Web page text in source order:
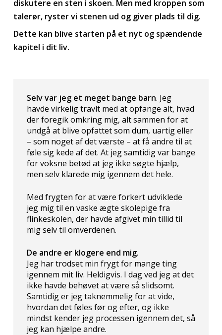
diskutere en sten i skoen. Men med kroppen som
talerør, ryster vi stenen ud og giver plads til dig.
Dette kan blive starten på et nyt og spændende
kapitel i dit liv.
Selv var jeg et meget bange barn. Jeg
havde virkelig travlt med at opfange alt, hvad
der foregik omkring mig, alt sammen for at
undgå at blive opfattet som dum, uartig eller
– som noget af det værste – at få andre til at
føle sig kede af det. At jeg samtidig var bange
for voksne betød at jeg ikke søgte hjælp,
men selv klarede mig igennem det hele.
Med frygten for at være forkert udviklede
jeg mig til en vaske ægte skolepige fra
flinkeskolen, der havde afgivet min tillid til
mig selv til omverdenen.
De andre er klogere end mig.
Jeg har trodset min frygt for mange ting
igennem mit liv. Heldigvis. I dag ved jeg at det
ikke havde behøvet at være så slidsomt.
Samtidig er jeg taknemmelig for at vide,
hvordan det føles før og efter, og ikke
mindst kender jeg processen igennem det, så
jeg kan hjælpe andre.